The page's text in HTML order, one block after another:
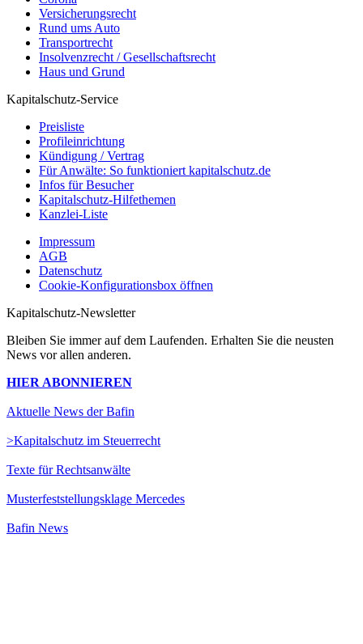
Versicherungsrecht
Rund ums Auto
Transportrecht
Insolvenzrecht / Gesellschaftsrecht
Haus und Grund
Kapitalschutz-Service
Preisliste
Profileinrichtung
Kündigung / Vertrag
Für Anwälte: So funktioniert kapitalschutz.de
Infos für Besucher
Kapitalschutz-Hilfethemen
Kanzlei-Liste
Impressum
AGB
Datenschutz
Cookie-Konfigurationsbox öffnen
Kapitalschutz-Newsletter
Bleiben Sie immer auf dem Laufenden. Erhalten Sie die neusten
News vor allen anderen.
HIER ABONNIEREN
Aktuelle News der Bafin
>Kapitalschutz im Steuerrecht
Texte für Rechtsanwälte
Musterfeststellungsklage Mercedes
Bafin News